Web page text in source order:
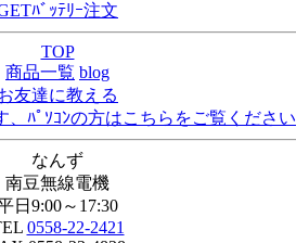
ﾊﾞｯﾃﾘｰ注文
TOP
商品一覧 blog
友達に教える
、ﾊﾟｿｺﾝの方はこちらをご覧ください
なんず
南豆無線電機
日9:00～17:30
0558-22-2421